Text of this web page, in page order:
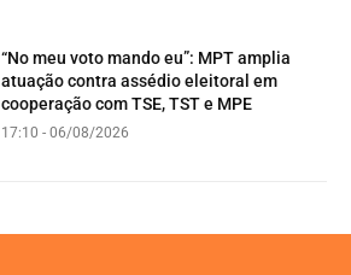
“No meu voto mando eu”: MPT amplia
atuação contra assédio eleitoral em
cooperação com TSE, TST e MPE
17:10 - 06/08/2026